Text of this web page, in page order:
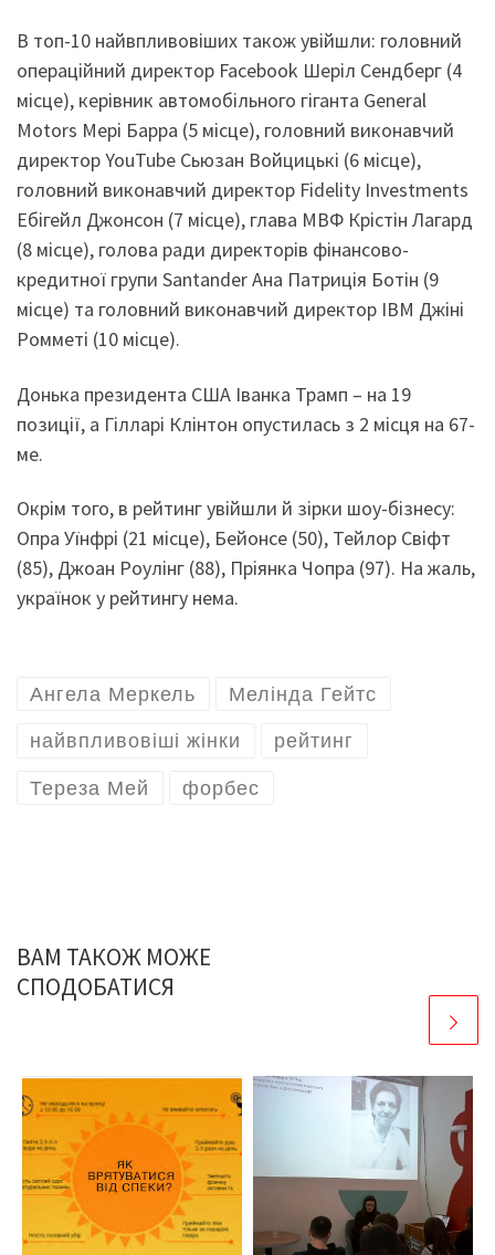
В топ-10 найвпливовіших також увійшли: головний
операційний директор Facebook Шеріл Сендберг (4
місце), керівник автомобільного гіганта General
Motors Мері Барра (5 місце), головний виконавчий
директор YouTube Сьюзан Войцицькі (6 місце),
головний виконавчий директор Fidelity Investments
Ебігейл Джонсон (7 місце), глава МВФ Крістін Лагард
(8 місце), голова ради директорів фінансово-
кредитної групи Santander Ана Патриція Ботін (9
місце) та головний виконавчий директор IBM Джіні
Ромметі (10 місце).
Донька президента США Іванка Трамп – на 19
позиції, а Гілларі Клінтон опустилась з 2 місця на 67-
ме.
Окрім того, в рейтинг увійшли й зірки шоу-бізнесу:
Опра Уїнфрі (21 місце), Бейонсе (50), Тейлор Свіфт
(85), Джоан Роулінг (88), Пріянка Чопра (97). На жаль,
українок у рейтингу нема.
Ангела Меркель Мелінда Гейтс
найвпливовіші жінки рейтинг
Тереза Мей форбес
ВАМ ТАКОЖ МОЖЕ
СПОДОБАТИСЯ